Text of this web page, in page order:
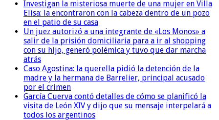
Investigan la misteriosa muerte de una mujer en Villa
Elisa: la encontraron con la cabeza dentro de un pozo
en el patio de su casa
Un juez autorizó a una integrante de «Los Monos» a
salir de la prisión domiciliaria para a ir al shopping
con su hijo, generó polémica y tuvo que dar marcha
atrás
Caso Agostina: la querella pidió la detención de la
madre y la hermana de Barrelier, principal acusado
por el crimen
García Cuerva contó detalles de cómo se planificó la
visita de León XIV y dijo que su mensaje interpelará a
todos los argentinos